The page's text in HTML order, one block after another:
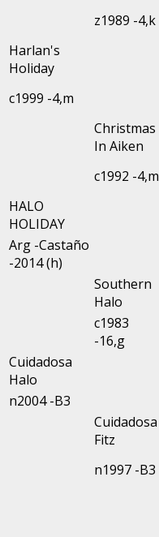
z1989 -4,k
Harlan's
Holiday
c1999 -4,m
Christmas
In Aiken
c1992 -4,m
HALO
HOLIDAY
Arg -Castaño
-2014 (h)
Southern
Halo
c1983
-16,g
Cuidadosa
Halo
n2004 -B3
Cuidadosa
Fitz
n1997 -B3